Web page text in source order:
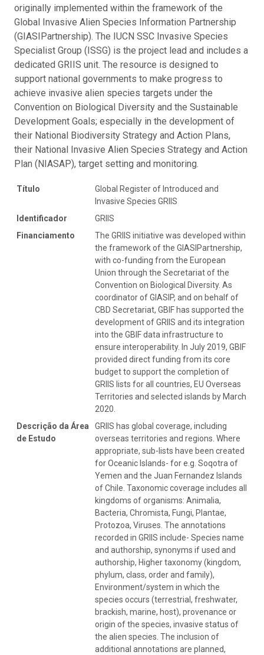
originally implemented within the framework of the
Global Invasive Alien Species Information Partnership
(GIASIPartnership). The IUCN SSC Invasive Species
Specialist Group (ISSG) is the project lead and includes a
dedicated GRIIS unit. The resource is designed to
support national governments to make progress to
achieve invasive alien species targets under the
Convention on Biological Diversity and the Sustainable
Development Goals; especially in the development of
their National Biodiversity Strategy and Action Plans,
their National Invasive Alien Species Strategy and Action
Plan (NIASAP), target setting and monitoring.
Título
Global Register of Introduced and
Invasive Species GRIIS
Identificador
GRIIS
Financiamento
The GRIIS initiative was developed within
the framework of the GIASIPartnership,
with co-funding from the European
Union through the Secretariat of the
Convention on Biological Diversity. As
coordinator of GIASIP, and on behalf of
CBD Secretariat, GBIF has supported the
development of GRIIS and its integration
into the GBIF data infrastructure to
ensure interoperability. In July 2019, GBIF
provided direct funding from its core
budget to support the completion of
GRIIS lists for all countries, EU Overseas
Territories and selected islands by March
2020.
Descrição da Área
de Estudo
GRIIS has global coverage, including
overseas territories and regions. Where
appropriate, sub-lists have been created
for Oceanic Islands- for e.g. Soqotra of
Yemen and the Juan Fernandez Islands
of Chile. Taxonomic coverage includes all
kingdoms of organisms: Animalia,
Bacteria, Chromista, Fungi, Plantae,
Protozoa, Viruses. The annotations
recorded in GRIIS include- Species name
and authorship, synonyms if used and
authorship, Higher taxonomy (kingdom,
phylum, class, order and family),
Environment/system in which the
species occurs (terrestrial, freshwater,
brackish, marine, host), provenance or
origin of the species, invasive status of
the alien species. The inclusion of
additional annotations are planned,